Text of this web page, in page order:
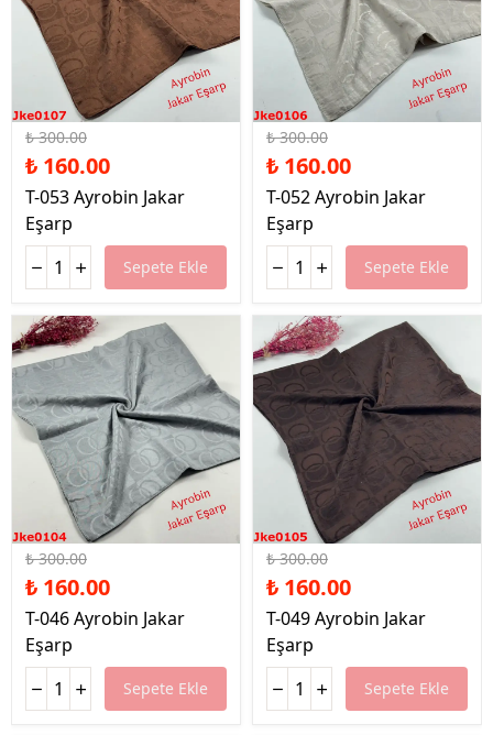
%47 İndirim
₺ 300.00
₺ 160.00
T-053 Ayrobin Jakar
Eşarp
Sepete Ekle
%47 İndirim
₺ 300.00
₺ 160.00
T-052 Ayrobin Jakar
Eşarp
Sepete Ekle
%47 İndirim
₺ 300.00
₺ 160.00
T-046 Ayrobin Jakar
Eşarp
Sepete Ekle
%47 İndirim
₺ 300.00
₺ 160.00
T-049 Ayrobin Jakar
Eşarp
Sepete Ekle